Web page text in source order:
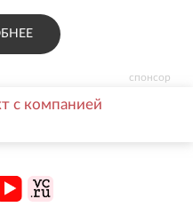
спонсор
с компанией